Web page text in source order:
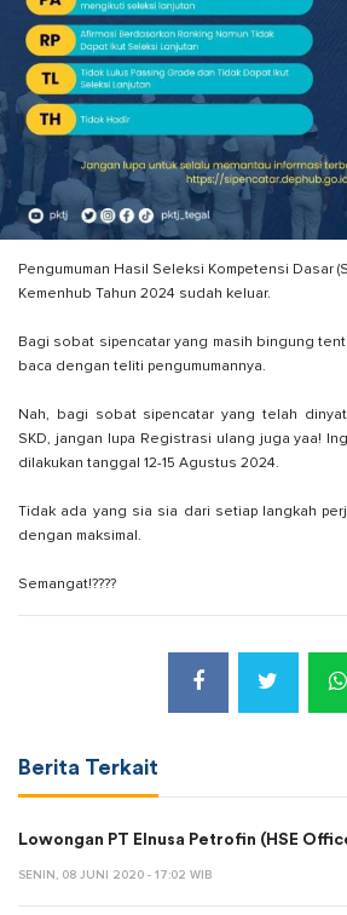
Pengumuman Hasil Seleksi Kompetensi Dasar
Kemenhub Tahun 2024 sudah keluar.
Bagi sobat sipencatar yang masih bingung
baca dengan teliti pengumumannya.
Nah, bagi sobat sipencatar yang telah
SKD, jangan lupa Registrasi ulang juga yaa!
dilakukan tanggal 12-15 Agustus 2024.
Tidak ada yang sia sia dari setiap langkah
dengan maksimal.
Semangat!????
Berita Terkait
Lowongan PT Elnusa Petrofin (HSE
SENIN, 08 JUNI 2020 - 17:02 WIB